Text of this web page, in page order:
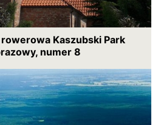
Kaszubski Park
numer 8